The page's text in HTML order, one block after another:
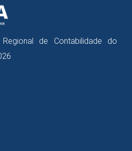
de Contabilidade do